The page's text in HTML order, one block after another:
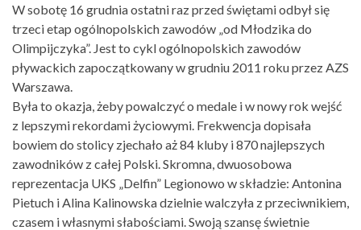
W sobotę 16 grudnia ostatni raz przed świętami odbył się
trzeci etap ogólnopolskich zawodów „od Młodzika do
Olimpijczyka”. Jest to cykl ogólnopolskich zawodów
pływackich zapoczątkowany w grudniu 2011 roku przez AZS
Warszawa.
Była to okazja, żeby powalczyć o medale i w nowy rok wejść
z lepszymi rekordami życiowymi. Frekwencja dopisała
bowiem do stolicy zjechało aż 84 kluby i 870 najlepszych
zawodników z całej Polski. Skromna, dwuosobowa
reprezentacja UKS „Delfin” Legionowo w składzie: Antonina
Pietuch i Alina Kalinowska dzielnie walczyła z przeciwnikiem,
czasem i własnymi słabościami. Swoją szansę świetnie